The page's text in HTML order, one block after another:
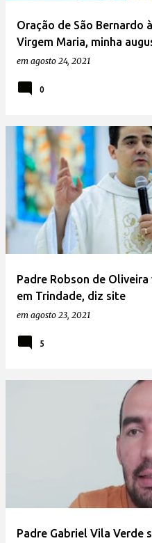
Oração de São Bernardo
Virgem Maria, minha
em agosto 24, 2021
0
Padre Robson de
em Trindade, diz site
em agosto 23, 2021
5
Padre Gabriel Vila Verde